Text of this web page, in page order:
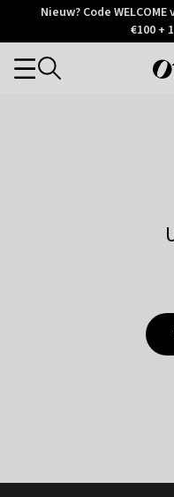
Otrium
Trustpilot
Nieuw? Code
€100 +
Categories